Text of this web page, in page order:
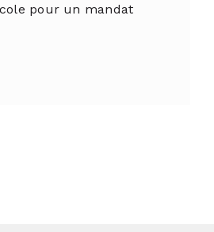
pour un mandat